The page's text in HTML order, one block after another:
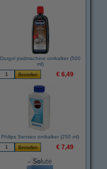
Durgol padmachine ontkalker (500
ml)
€ 6,49
Philips Senseo ontkalker (250 ml)
€ 7,49